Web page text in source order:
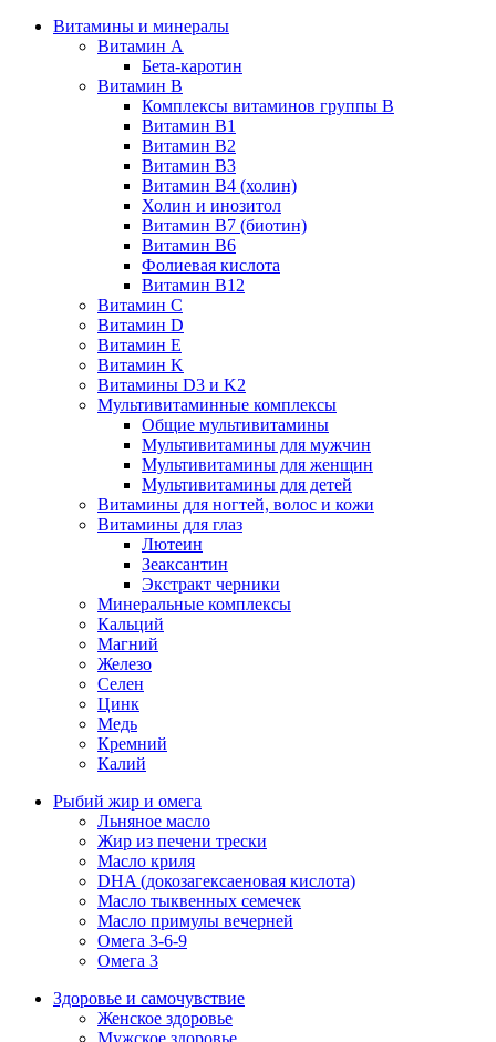
Витамины и минералы
Витамин A
Бета-каротин
Витамин B
Комплексы витаминов группы B
Витамин B1
Витамин B2
Витамин B3
Витамин B4 (холин)
Холин и инозитол
Витамин B7 (биотин)
Витамин B6
Фолиевая кислота
Витамин B12
Витамин C
Витамин D
Витамин E
Витамин K
Витамины D3 и K2
Мультивитаминные комплексы
Общие мультивитамины
Мультивитамины для мужчин
Мультивитамины для женщин
Мультивитамины для детей
Витамины для ногтей, волос и кожи
Витамины для глаз
Лютеин
Зеаксантин
Экстракт черники
Минеральные комплексы
Кальций
Магний
Железо
Селен
Цинк
Медь
Кремний
Калий
Рыбий жир и омега
Льняное масло
Жир из печени трески
Масло криля
DHA (докозагексаеновая кислота)
Масло тыквенных семечек
Масло примулы вечерней
Омега 3-6-9
Омега 3
Здоровье и самочувствие
Женское здоровье